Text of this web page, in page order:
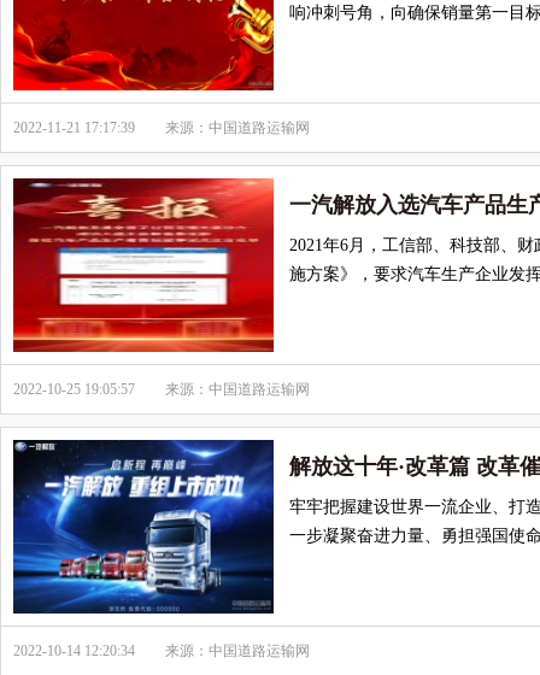
响冲刺号角，向确保销量第一目
2022-11-21 17:17:39 来源：中国道路运输网
一汽解放入选汽车产品生
2021年6月，工信部、科技部、
施方案》，要求汽车生产企业发
2022-10-25 19:05:57 来源：中国道路运输网
解放这十年·改革篇 改革
牢牢把握建设世界一流企业、打
一步凝聚奋进力量、勇担强国使
2022-10-14 12:20:34 来源：中国道路运输网